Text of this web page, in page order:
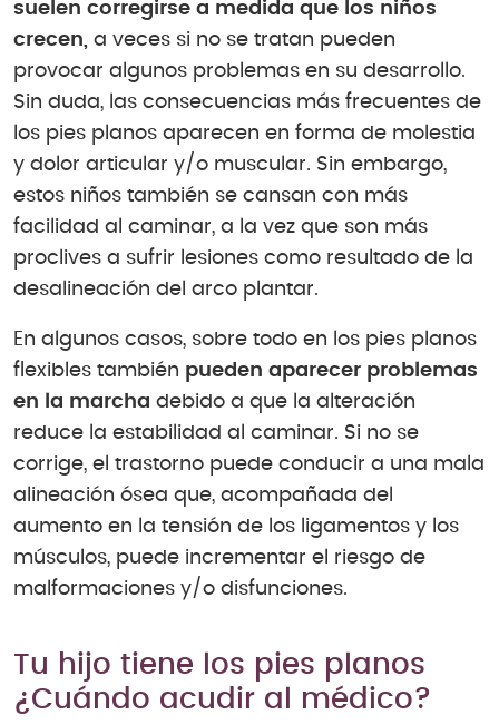
suelen corregirse a medida que los niños
crecen, a veces si no se tratan pueden
provocar algunos problemas en su desarrollo.
Sin duda, las consecuencias más frecuentes de
los pies planos aparecen en forma de molestia
y dolor articular y/o muscular. Sin embargo,
estos niños también se cansan con más
facilidad al caminar, a la vez que son más
proclives a sufrir lesiones como resultado de la
desalineación del arco plantar.
En algunos casos, sobre todo en los pies planos
flexibles también pueden aparecer problemas
en la marcha debido a que la alteración
reduce la estabilidad al caminar. Si no se
corrige, el trastorno puede conducir a una mala
alineación ósea que, acompañada del
aumento en la tensión de los ligamentos y los
músculos, puede incrementar el riesgo de
malformaciones y/o disfunciones.
Tu hijo tiene los pies planos
¿Cuándo acudir al médico?